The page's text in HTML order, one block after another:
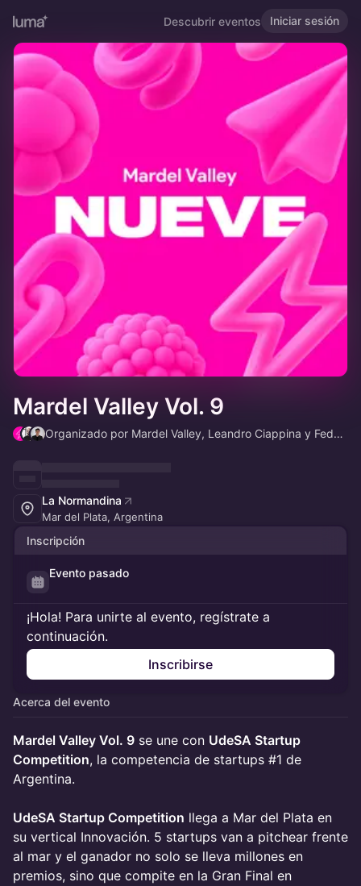
Descubrir eventos Iniciar sesión
Mardel Valley Vol. 9
Organizado por Mardel Valley, Leandro Ciappina y Federico Ciappina
La Normandina
Mar del Plata, Argentina
Inscripción
Evento pasado
¡Hola! Para unirte al evento, regístrate a
continuación.
Inscribirse
Acerca del evento
Mardel Valley Vol. 9 se une con UdeSA Startup
Competition, la competencia de startups #1 de
Argentina.
UdeSA Startup Competition llega a Mar del Plata en
su vertical Innovación. 5 startups van a pitchear frente
al mar y el ganador no solo se lleva millones en
premios, sino que compite en la Gran Final en